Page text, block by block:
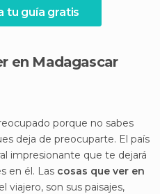
tu guía gratis
en Madagascar
porque no sabes
deja de preocuparte. El país
impresionante que te dejará
en él. Las cosas que ver en
viajero, son sus paisajes,